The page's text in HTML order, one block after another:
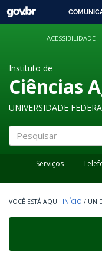
GOVBR
ACESSIBILIDADE
Instituto de
Ciências
UNIVERSIDADE
Serviços
INÍCIO /